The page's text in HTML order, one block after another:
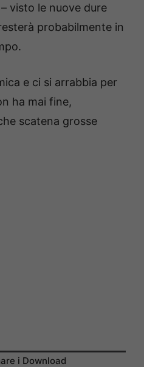
visto le nuove dure
probabilmente in
e ci si arrabbia per
ha mai fine,
scatena grosse
i Download